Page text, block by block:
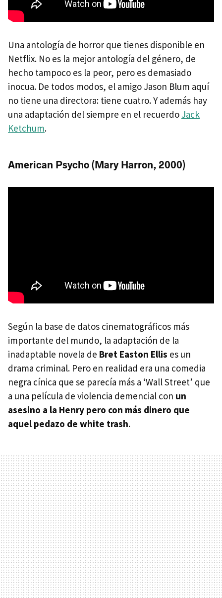
Una antología de horror que tienes disponible en
Netflix. No es la mejor antología del género, de
hecho tampoco es la peor, pero es demasiado
inocua. De todos modos, el amigo Jason Blum aquí
no tiene una directora: tiene cuatro. Y además hay
una adaptación del siempre en el recuerdo Jack
Ketchum.
American Psycho (Mary Harron, 2000)
Según la base de datos cinematográficos más
importante del mundo, la adaptación de la
inadaptable novela de Bret Easton Ellis es un
drama criminal. Pero en realidad era una comedia
negra cínica que se parecía más a ‘Wall Street’ que
a una película de violencia demencial con un
asesino a la Henry pero con más dinero que
aquel pedazo de white trash.